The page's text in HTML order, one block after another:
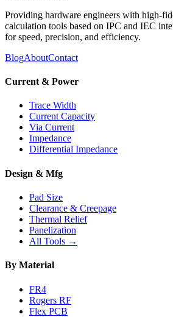
Providing hardware engineers with high-
calculation tools based on IPC and IEC
for speed, precision, and efficiency.
BlogAboutContact
Current & Power
Trace Width
Current Capacity
Via Current
Impedance
Differential Impedance
Design & Mfg
Pad Size
Clearance & Creepage
Thermal Relief
Panelization
All Tools →
By Material
FR4
Rogers RF
Flex PCB